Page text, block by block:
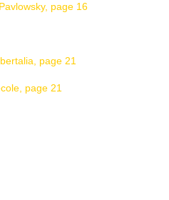
page 16
page 21
page 21